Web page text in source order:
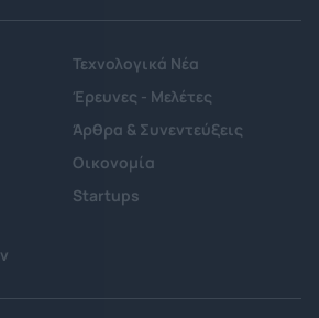
Τεχνολογικά Νέα
Έρευνες - Μελέτες
Άρθρα & Συνεντεύξεις
Οικονομία
Startups